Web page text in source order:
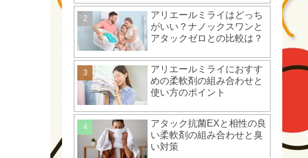
ツ
アリエールミライはどっち
がいい？ナノックスワンと
アタックゼロとの比較は？
アリエールミライにおすす
めの柔軟剤の組み合わせと
使い方のポイント
アタック抗菌EXと相性の良
い柔軟剤の組み合わせと臭
い対策